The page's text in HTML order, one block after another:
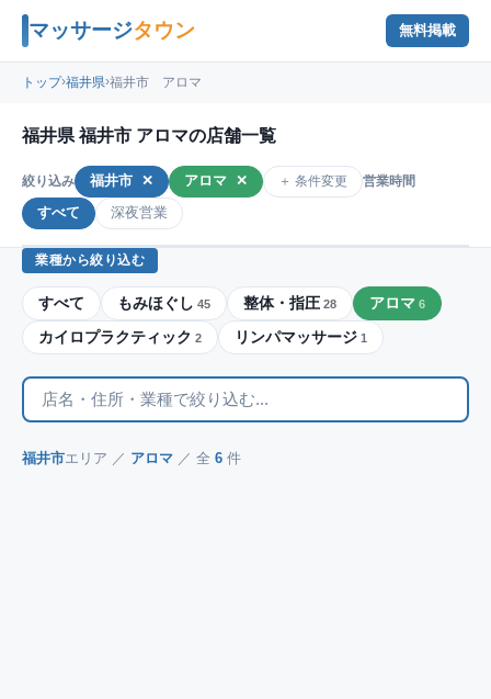
マッサージタウン 無料掲載
トップ›福井県›福井市 アロマ
福井県 福井市 アロマの店舗一覧
絞り込み 福井市 ✕ アロマ ✕ ＋ 条件変更 営業時間
すべて 深夜営業
業種から絞り込む
すべて もみほぐし 45 整体・指圧 28 アロマ 6
カイロプラクティック 2 リンパマッサージ 1
福井市エリア ／ アロマ ／ 全 6 件